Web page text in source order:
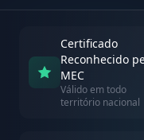
Certificado
Reconhecido
MEC
Válido em todo
território nacional